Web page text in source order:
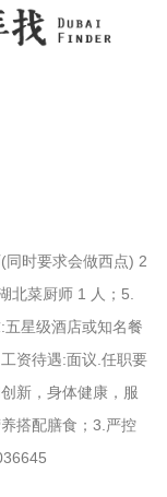
同时要求会做西点) 2
北菜厨师 1 人；5.
星级酒店或知名餐
资待遇:面议.任职要
新，身体健康，服
搭配膳食；3.严控